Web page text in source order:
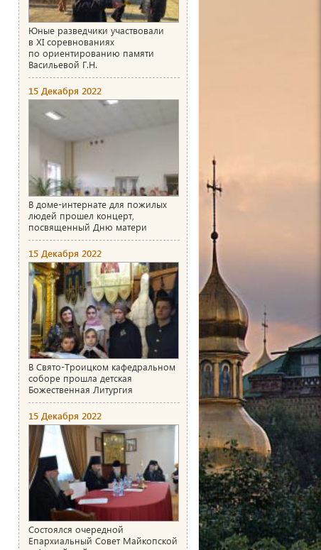
Юные разведчики участвовали
в XI соревнованиях
по ориентированию памяти
Васильевой Г.Н.
15 Декабря 2022
В доме-интернате для пожилых
людей прошел концерт,
посвященный Дню матери
15 Декабря 2022
В Свято-Троицком кафедральном
соборе прошла детская
Божественная Литургия
15 Декабря 2022
Состоялся очередной
Епархиальный Совет Майкопской